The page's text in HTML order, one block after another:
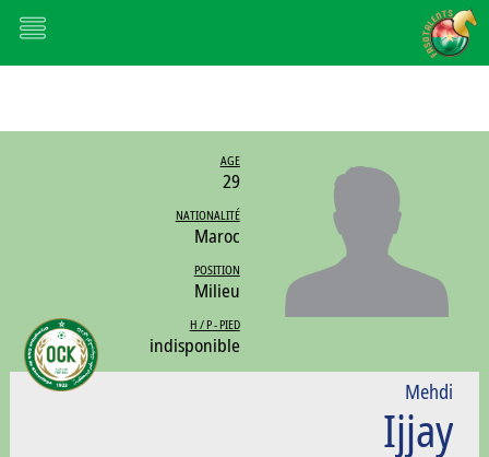
AGE
29
NATIONALITÉ
Maroc
POSITION
Milieu
H / P - PIED
indisponible
Mehdi
Ijjay